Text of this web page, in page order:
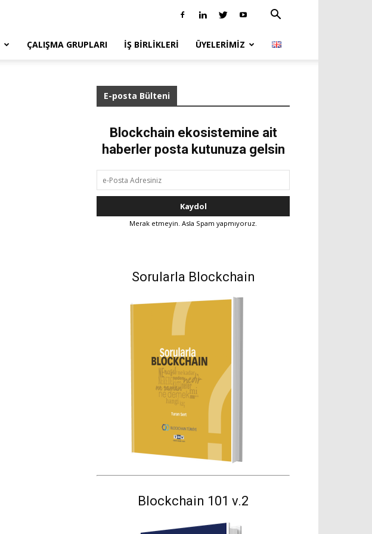
ÇALIŞMA GRUPLARI İŞ BIRLIKLERI ÜYELERIMIZ
E-posta Bülteni
Blockchain ekosistemine ait
haberler posta kutunuza gelsin
Merak etmeyin. Asla Spam yapmıyoruz.
Sorularla Blockchain
Blockchain 101 v.2